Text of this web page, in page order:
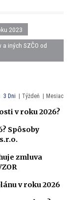
2023
iných SZČO od
3 Dni Týždeň Mesiac
v roku 2026?
Spôsoby
zmluva
v roku 2026